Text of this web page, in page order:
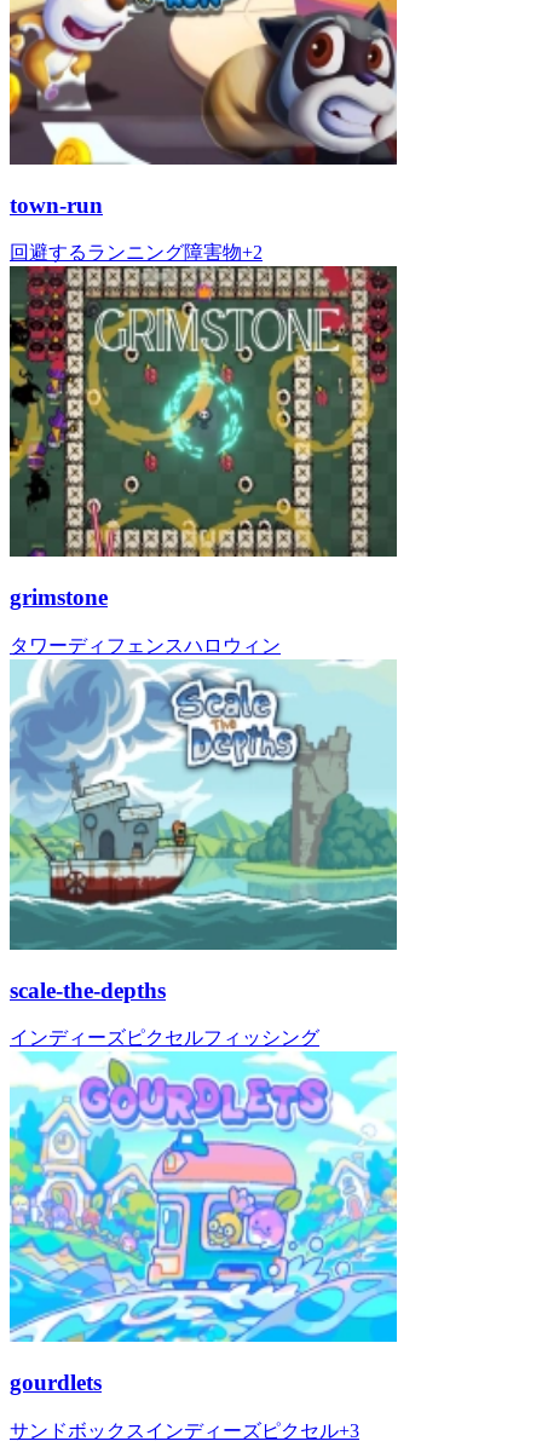
town-run
回避するランニング障害物+2
grimstone
タワーディフェンスハロウィン
scale-the-depths
インディーズピクセルフィッシング
gourdlets
サンドボックスインディーズピクセル+3